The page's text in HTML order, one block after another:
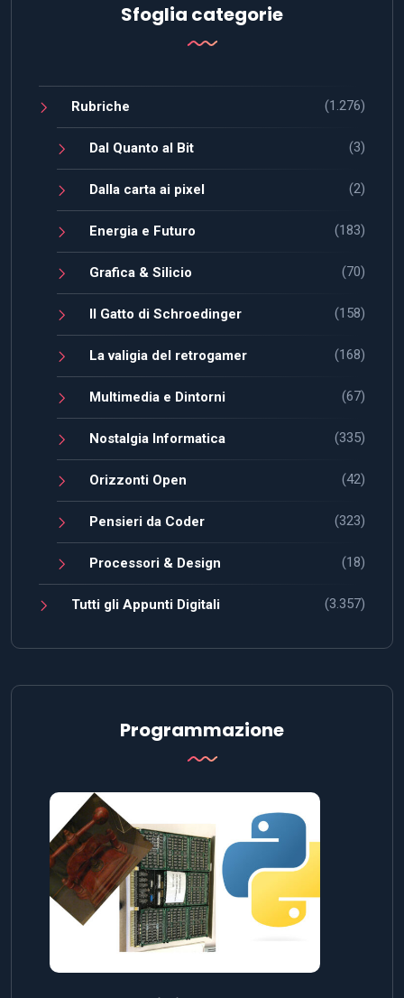
Sfoglia categorie
Rubriche (1.276)
Dal Quanto al Bit (3)
Dalla carta ai pixel (2)
Energia e Futuro (183)
Grafica & Silicio (70)
Il Gatto di Schroedinger (158)
La valigia del retrogamer (168)
Multimedia e Dintorni (67)
Nostalgia Informatica (335)
Orizzonti Open (42)
Pensieri da Coder (323)
Processori & Design (18)
Tutti gli Appunti Digitali (3.357)
Programmazione